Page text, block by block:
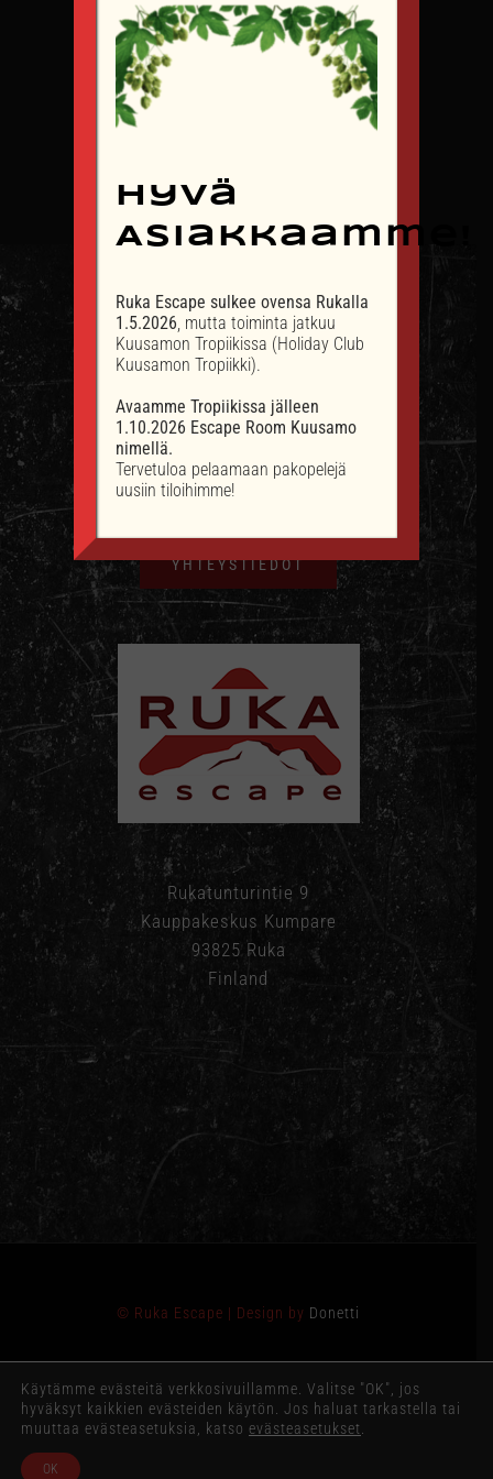
OTA YHTEYTTÄ
info@rukaescape.fi
p. +358 40 503 3612
YHTEYSTIEDOT
Rukatunturintie 9
Kauppakeskus Kumpare
93825 Ruka
Finland
© Ruka Escape | Design by Donetti
FacebookInstagram
Hyvä
Asiakkaamme!
Ruka Escape sulkee ovensa Rukalla
1.5.2026, mutta toiminta jatkuu
Kuusamon Tropiikissa (Holiday Club
Kuusamon Tropiikki).
Avaamme Tropiikissa jälleen
1.10.2026 Escape Room Kuusamo
nimellä.
Tervetuloa pelaamaan pakopelejä
uusiin tiloihimme!
Käytämme evästeitä verkkosivuillamme. Valitse "OK", jos
hyväksyt kaikkien evästeiden käytön. Jos haluat tarkastella tai
muuttaa evästeasetuksia, katso evästeasetukset
OK